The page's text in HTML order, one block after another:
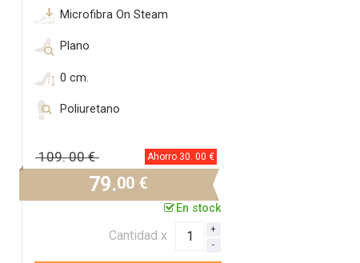
Microfibra On Steam
Plano
0 cm.
Poliuretano
109.00 € Ahorro 30. 00 €
79.00 €
En stock
Cantidad x